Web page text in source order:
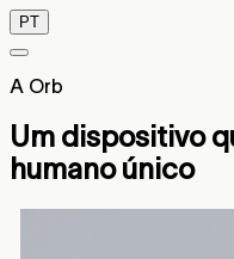
PT
A Orb
Um dispositivo
humano único